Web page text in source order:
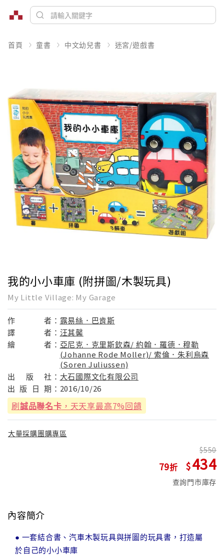
首頁 童書 中文幼兒書 迷宮/遊戲書
我的小小車庫 (附拼圖/木製玩具)
My Little Village: My Garage
作 者： 露易絲．巴肯斯
譯
者： 汪其馨
繪
者： 亞尼克．克里斯欽森/ 約翰．羅德．穆勒
(Johanne Rode Moller)/ 索倫．朱利烏森
(Soren Juliussen)
出
版 社： 大石國際文化有限公司
出 版 日 期： 2016/10/26
刷誠品聯名卡 ，天天享最高7%回饋
大量採購團購專區
79
550
434
查詢門市庫存
內容簡介
● 一套結合書、汽車木製玩具與拼圖的玩具書，打造屬
於自己的小小車庫